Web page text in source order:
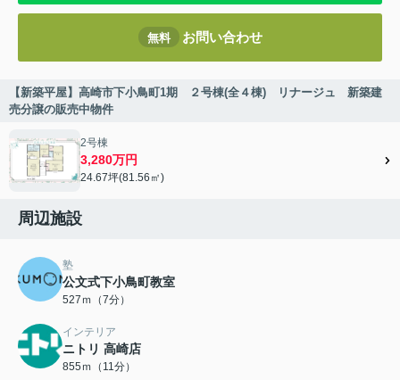
無料 お問い合わせ
【新築平屋】高崎市下小鳥町1期 ２号棟(全４棟) リナージュ 新築建
売分譲の販売中物件
2号棟
3,280万円
24.67坪(81.56㎡)
周辺施設
塾
公文式下小鳥町教室
527ｍ（7分）
インテリア
ニトリ 高崎店
855ｍ（11分）